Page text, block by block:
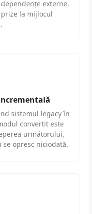
externe.
la mijlocul
sistemul legacy în
convertit este
următorului,
opresc niciodată.